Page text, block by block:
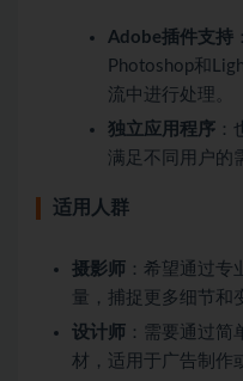
Adobe插件支持
Photoshop和
流中进行处理。
独立应用程序
满足不同用户的
适用人群
摄影师 ：希望通过
量，捕捉更多细节和
设计师 ：需要通过
材，适用于广告制作